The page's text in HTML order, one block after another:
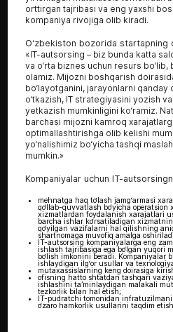
orttirgan tajribasi va eng yaxshi
kompaniya rivojiga olib kiradi.
O‘zbekiston bozorida startapning
«IT-autsorsing – biz bunda katta
va o‘rta biznes uchun resurs bo‘lib,
olamiz. Mijozni boshqarish
bo‘layotganini, jarayonlarni
o‘tkazish, IT strategiyasini yozish
yetkazish mumkinligini ko‘ramiz.
barchasi mijozni kamroq
optimallashtirishga olib kelishi
yo‘nalishimiz bo‘yicha tashqi
mumkin.»
Kompaniyalar uchun IT-
mehnatga haq to‘lash jamg‘armasi
qo‘llab-quvvatlash bo‘yicha
xizmatlardan foydalanish xarajatlari
barcha ishlar ko‘rsatiladigan
qo‘yilgan vazifalarni hal qilishning
shartnomaga muvofiq amalga
IT-autsorsing kompaniyalarga eng
ishlash tajribasiga ega bo‘lgan yuqori
bo‘lish imkonini beradi. Kompaniyalar
ishlaydigan ilg‘or usullar va
mutaxassislarning keng doirasiga
ofisning hatto shtatdan tashqari
ishlashini ta’minlaydigan malakali
tezkorlik bilan hal etish;
IT-pudratchi tomonidan
o‘zaro hamkorlik usullarini taqdim